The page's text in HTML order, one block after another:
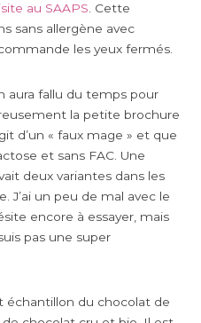
au SAAPS . Cette
sans allergène avec
les yeux fermés.
aura fallu du temps pour
la petite brochure
d’un « faux mage » et que
et sans FAC. Une
deux variantes dans les
J’ai un peu de mal avec le
encore à essayer, mais
pas une super
échantillon du chocolat de